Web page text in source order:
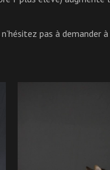
pas à demander